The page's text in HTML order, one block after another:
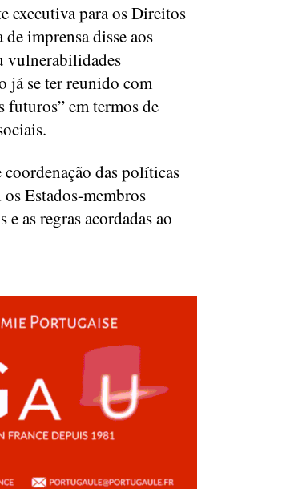
executiva para os Direitos
imprensa disse aos
vulnerabilidades
já se ter reunido com
em termos de
das políticas
Estados-membros
as regras acordadas ao